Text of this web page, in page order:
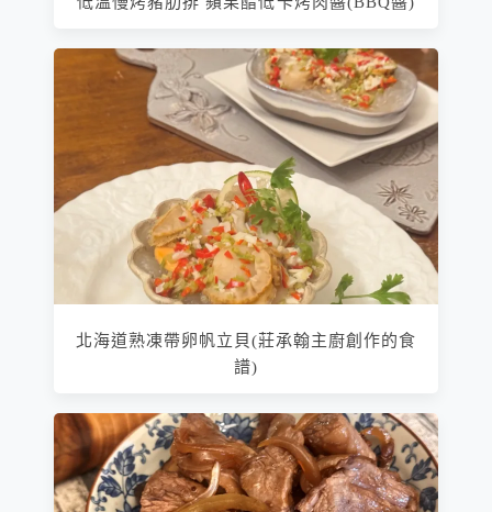
北海道熟凍帶卵帆立貝(莊承翰主廚創作的食
譜)